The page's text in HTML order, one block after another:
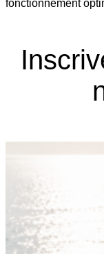
fonctionnement